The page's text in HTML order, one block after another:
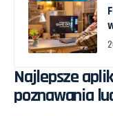
Najlepsze
poznawania